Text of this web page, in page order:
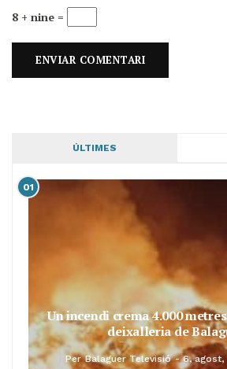
8 + nine =
ÚLTIMES
01
Un incendi crema 4.000
deixalleria de
Per Balaguer Televisió 6, agost,